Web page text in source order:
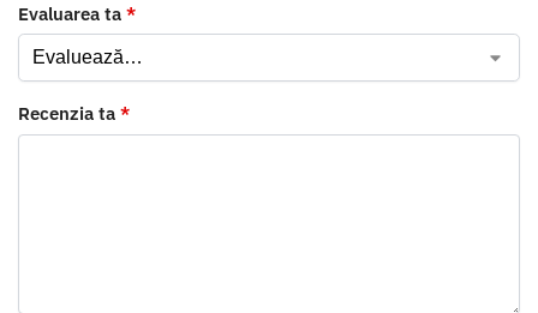
Evaluarea ta *
Recenzia ta *